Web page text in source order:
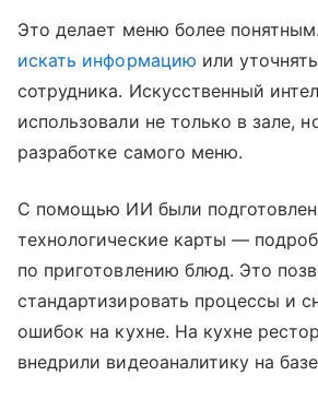
Это делает меню более
искать информацию или
сотрудника. Искусственный
использовали не только в зале,
разработке самого меню.
С помощью ИИ были
технологические карты —
по приготовлению блюд. Это
стандартизировать процессы и
ошибок на кухне. На кухне
внедрили видеоаналитику на